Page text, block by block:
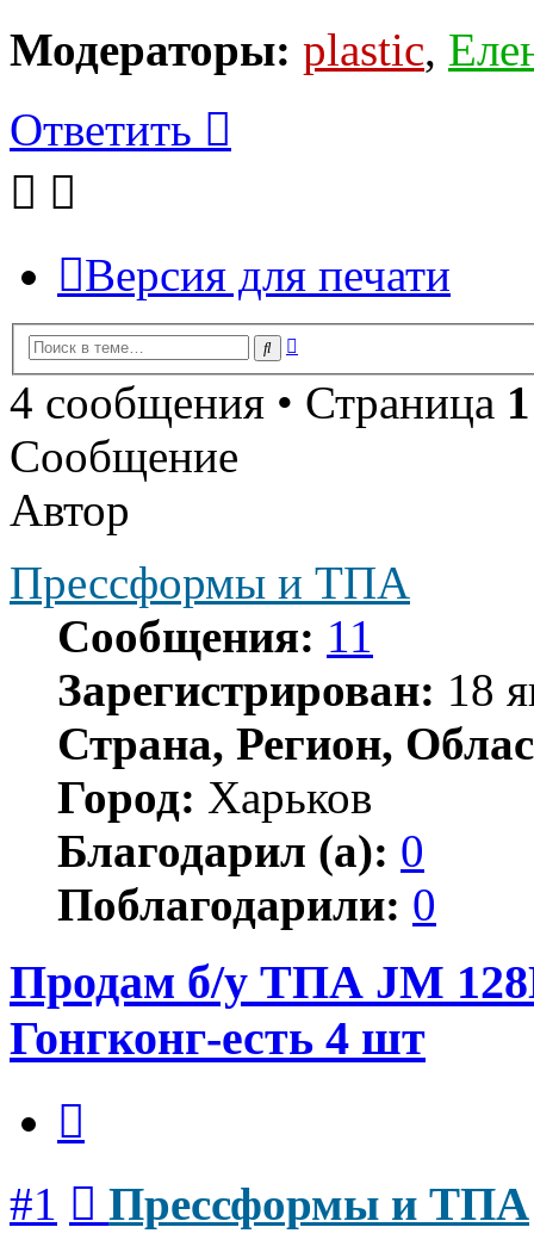
Модераторы: plastic,
Ответить
Версия для печати
Поиск
4 сообщения • Страница 1
Сообщение
Автор
Прессформы и ТПА
Сообщения: 11
Зарегистрирован: 18
Страна, Регион,
Город: Харьков
Благодарил (а): 0
Поблагодарили: 0
Продам б/у ТПА JM
Гонгконг-есть 4 шт
#1 Прессформы и ТПА